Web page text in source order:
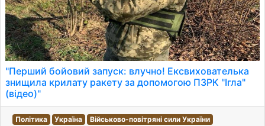
"Перший бойовий запуск: влучно! Ексвихователька
знищила крилату ракету за допомогою ПЗРК "Ігла"
(відео)"
Політика Україна Військово-повітряні сили України